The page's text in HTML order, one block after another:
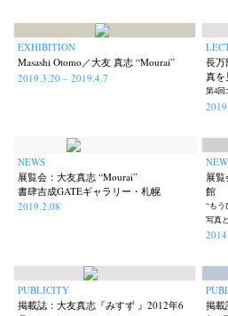
EXHIBITION
Masashi Otomo／大友 真志 “Mourai”
2019.3.20 – 2019.4.7
長
真を
第4回
NEWS
展覧会：大友真志 “Mourai”
書肆吉成GATEギャラリー・札幌
2019.2.08
展
館
“もう
写真
PUBLICITY
掲載誌：大友真志『みすず 』2012年6
掲載